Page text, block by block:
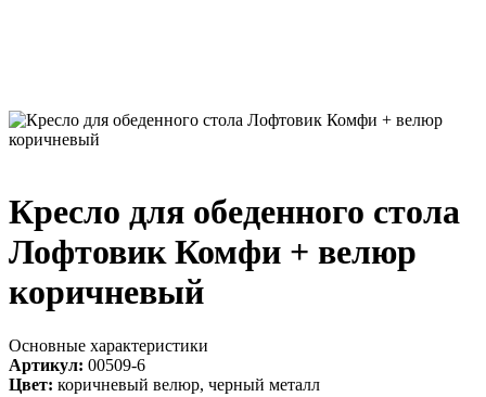
Кресло для обеденного стола
Лофтовик Комфи + велюр
коричневый
Основные характеристики
Артикул: 00509-6
Цвет: коричневый велюр, черный металл